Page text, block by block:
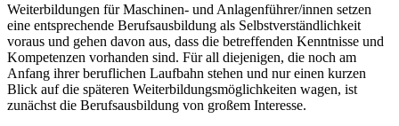
Weiterbildungen für Maschinen- und Anlagenführer/innen setzen
eine entsprechende Berufsausbildung als Selbstverständlichkeit
voraus und gehen davon aus, dass die betreffenden Kenntnisse und
Kompetenzen vorhanden sind. Für all diejenigen, die noch am
Anfang ihrer beruflichen Laufbahn stehen und nur einen kurzen
Blick auf die späteren Weiterbildungsmöglichkeiten wagen, ist
zunächst die Berufsausbildung von großem Interesse.